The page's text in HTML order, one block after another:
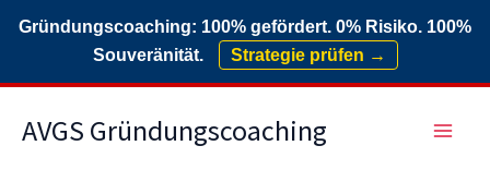
Gründungscoaching: 100% gefördert. 0% Risiko. 100%
Souveränität.
Strategie prüfen →
InhaltAVGS Gründungscoaching